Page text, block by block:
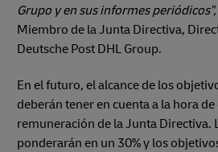
Grupo y en sus informes periódicos",
Miembro de la Junta Directiva,
Deutsche Post DHL Group.
En el futuro, el alcance de los
deberán tener en cuenta a la hora
remuneración de la Junta Directiva.
ponderarán en un 30% y los